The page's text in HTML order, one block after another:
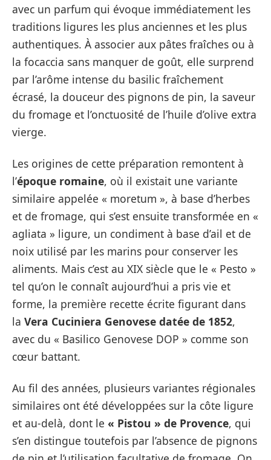
avec un parfum qui évoque immédiatement les
traditions ligures les plus anciennes et les plus
authentiques. À associer aux pâtes fraîches ou à
la focaccia sans manquer de goût, elle surprend
par l’arôme intense du basilic fraîchement
écrasé, la douceur des pignons de pin, la saveur
du fromage et l’onctuosité de l’huile d’olive extra
vierge.
Les origines de cette préparation remontent à
l’époque romaine, où il existait une variante
similaire appelée « moretum », à base d’herbes
et de fromage, qui s’est ensuite transformée en «
agliata » ligure, un condiment à base d’ail et de
noix utilisé par les marins pour conserver les
aliments. Mais c’est au XIX siècle que le « Pesto »
tel qu’on le connaît aujourd’hui a pris vie et
forme, la première recette écrite figurant dans
la Vera Cuciniera Genovese datée de 1852,
avec du « Basilico Genovese DOP » comme son
cœur battant.
Au fil des années, plusieurs variantes régionales
similaires ont été développées sur la côte ligure
et au-delà, dont le « Pistou » de Provence, qui
s’en distingue toutefois par l’absence de pignons